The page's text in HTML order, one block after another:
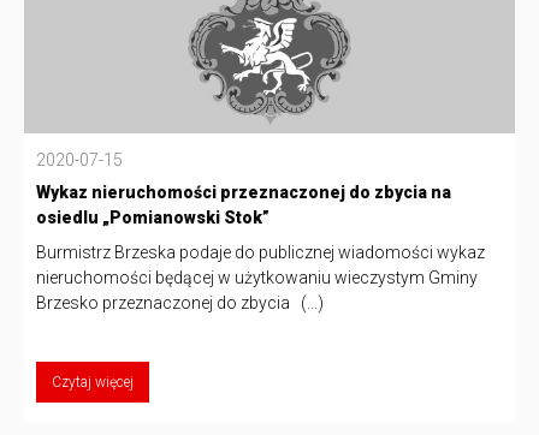
2020-07-15
Wykaz nieruchomości przeznaczonej do zbycia na
osiedlu „Pomianowski Stok”
Burmistrz Brzeska podaje do publicznej wiadomości wykaz
nieruchomości będącej w użytkowaniu wieczystym Gminy
Brzesko przeznaczonej do zbycia (...)
Czytaj więcej